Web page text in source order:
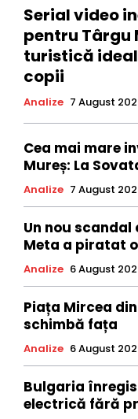
Serial video
pentru Târgu
turistică
copii
Analize 7 August
Cea mai mare
Mureș: La
Analize 7 August
Un nou
Meta a piratat
Analize 6 August
Piața Mircea
schimbă fața
Analize 6 August
Bulgaria
electrică fără